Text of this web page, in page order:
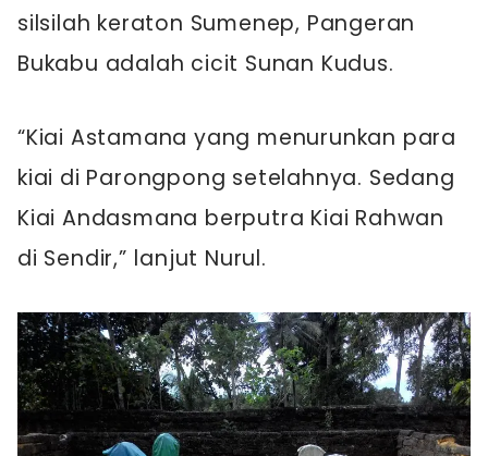
silsilah keraton Sumenep, Pangeran
Bukabu adalah cicit Sunan Kudus.
“Kiai Astamana yang menurunkan para
kiai di Parongpong setelahnya. Sedang
Kiai Andasmana berputra Kiai Rahwan
di Sendir,” lanjut Nurul.